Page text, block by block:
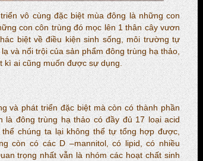
vô cùng đặc biệt mùa đông là những con
con côn trùng đó mọc lên 1 thân cây vươn
biệt về điều kiện sinh sống, môi trường tự
và nổi trội của sản phẩm đông trùng hạ thảo,
ai cũng muốn được sự dụng.
và phát triển đặc biệt mà còn có thành phần
là đông trùng hạ thảo có đầy đủ 17 loại acid
chúng ta lại không thể tự tổng hợp được,
còn có các D –mannitol, có lipid, có nhiều
trọng nhất vẫn là nhóm các hoạt chất sinh